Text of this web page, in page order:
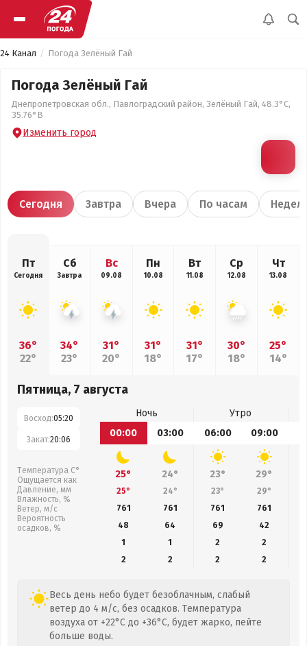
24 Канал Погода Зелёный Гай
Погода Зелёный Гай
Днепропетровская обл., Павлоградский район, Зелёный Гай, 48.3°С,
35.76°В
Изменить город
Сегодня Завтра Вчера По часам
Пт
Сегодня
36°
22°
Сб
Завтра
34°
23°
Вс
09.08
31°
20°
Пн
10.08
31°
18°
Вт
11.08
31°
17°
Ср
12.08
30°
18°
Чт
13.08
25°
14°
Пятница, 7 августа
Восход:05:20
Закат:20:06
Температура С°
Ощущается как
Давление, мм
Влажность, %
Ветер, м/с
Вероятность
осадков, %
Ночь
Утро
00:00
03:00 06:00 09:00
25° 24° 23° 29°
25° 24° 23° 29°
761
761 761 761
48
64 69 42
1
1 2
2
2
2 2 2
Весь день небо будет безоблачным, слабый
ветер до 4 м/с, без осадков. Температура
воздуха от +22°C до +36°C, будет жарко, пейте
больше воды.